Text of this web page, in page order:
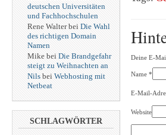
deutschen Universitäten
und Fachhochschulen
Rene Walter bei Die Wahl
des richtigen Domain
Namen
Mike bei Die Brandgefahr
steigt zu Weihnachten an
Nils bei Webhosting mit
Netbeat
SCHLAGWÖRTER
Deine E-
Name *
E-Mail-
Website